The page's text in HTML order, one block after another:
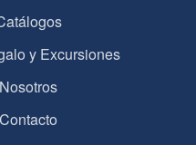
y Excursiones
Nosotros
Contacto